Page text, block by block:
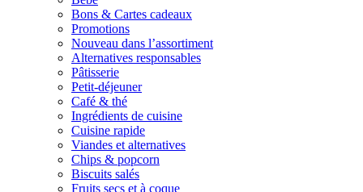
Bons & Cartes cadeaux
Promotions
Nouveau dans l’assortiment
Alternatives responsables
Pâtisserie
Petit-déjeuner
Café & thé
Ingrédients de cuisine
Cuisine rapide
Viandes et alternatives
Chips & popcorn
Biscuits salés
Fruits secs et à coque